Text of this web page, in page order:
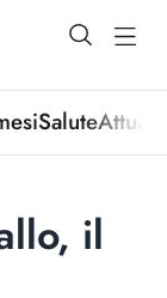
open
Salute
il